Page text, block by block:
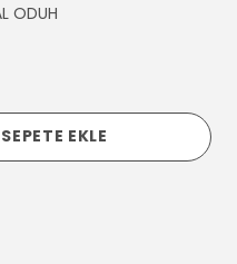
ODUH
SEPETE EKLE